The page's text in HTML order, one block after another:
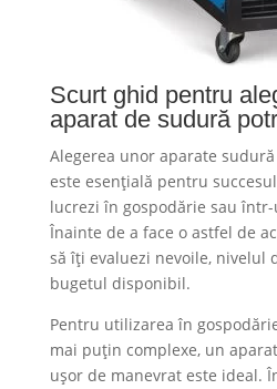
Scurt ghid pentru
aparat de sudură
Alegerea unor aparate
este esențială pentru
lucrezi în gospodărie sau
Înainte de a face o astfel de
să îți evaluezi nevoile, nivelul
bugetul disponibil.
Pentru utilizarea în
mai puțin complexe, un
ușor de manevrat este ideal.